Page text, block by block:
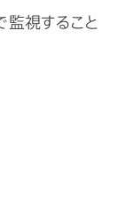
監視すること